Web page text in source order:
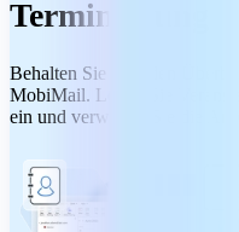
Terminierung
Behalten Sie stets den
MobiMail. Legen Sie
ein und verwalten Sie die